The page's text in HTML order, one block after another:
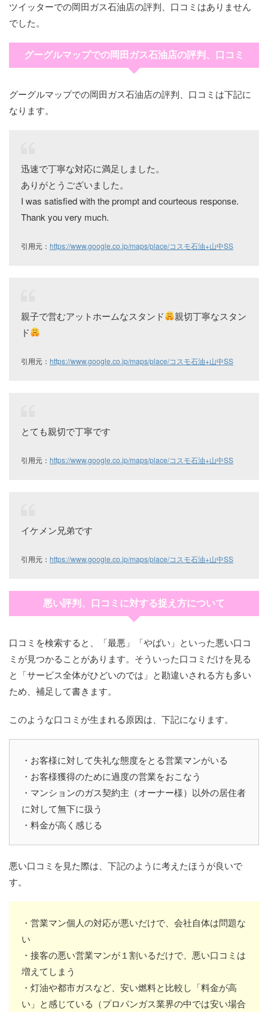
ツイッターでの岡田ガス石油店の評判、口コミはありません
でした。
グーグルマップでの岡田ガス石油店の評判、口コミ
グーグルマップでの岡田ガス石油店の評判、口コミは下記に
なります。
迅速で丁寧な対応に満足しました。
ありがとうございました。
I was satisfied with the prompt and courteous response.
Thank you very much.
引用元： https://www.google.co.jp/maps/place/コスモ石油+山中SS
親子で営むアットホームなスタンド
親切丁寧なスタン
ド
引用元： https://www.google.co.jp/maps/place/コスモ石油+山中SS
とても親切で丁寧です
引用元： https://www.google.co.jp/maps/place/コスモ石油+山中SS
イケメン兄弟です
引用元： https://www.google.co.jp/maps/place/コスモ石油+山中SS
悪い評判、口コミに対する捉え方について
口コミを検索すると、「最悪」「やばい」といった悪い口コ
ミが見つかることがあります。そういった口コミだけを見る
と「サービス全体がひどいのでは」と勘違いされる方も多い
ため、補足して書きます。
このような口コミが生まれる原因は、下記になります。
・お客様に対して失礼な態度をとる営業マンがいる
・お客様獲得のために過度の営業をおこなう
・マンションのガス契約主（オーナー様）以外の居住者
に対して無下に扱う
・料金が高く感じる
悪い口コミを見た際は、下記のように考えたほうが良いで
す。
・営業マン個人の対応が悪いだけで、会社自体は問題な
い
・接客の悪い営業マンが１割いるだけで、悪い口コミは
増えてしまう
・灯油や都市ガスなど、安い燃料と比較し「料金が高
い」と感じている（プロパンガス業界の中では安い場合